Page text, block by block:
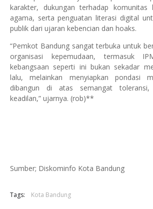
karakter, dukungan terhadap komunitas
agama, serta penguatan literasi digital
publik dari ujaran kebencian dan hoaks.
“Pemkot Bandung sangat terbuka untuk
organisasi kepemudaan, termasuk
kebangsaan seperti ini bukan sekadar
lalu, melainkan menyiapkan pondasi
dibangun di atas semangat toleransi,
keadilan,” ujarnya. (rob)**
Sumber; Diskominfo Kota Bandung
Tags: Kota Bandung